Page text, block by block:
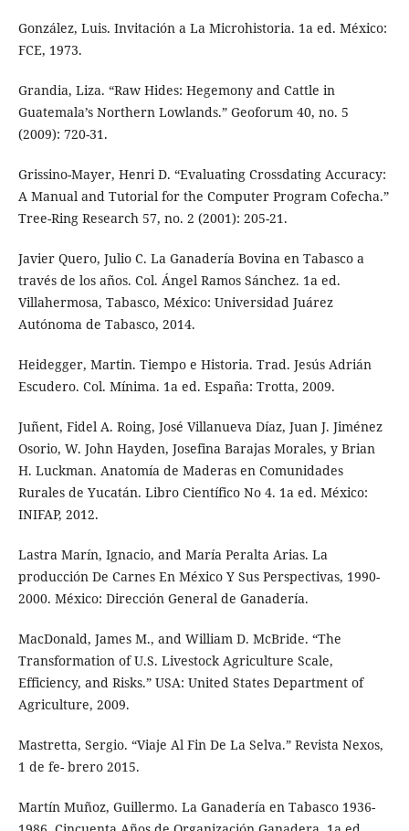
González, Luis. Invitación a La Microhistoria. 1a ed. México:
FCE, 1973.
Grandia, Liza. “Raw Hides: Hegemony and Cattle in
Guatemala’s Northern Lowlands.” Geoforum 40, no. 5
(2009): 720-31.
Grissino-Mayer, Henri D. “Evaluating Crossdating Accuracy:
A Manual and Tutorial for the Computer Program Cofecha.”
Tree-Ring Research 57, no. 2 (2001): 205-21.
Javier Quero, Julio C. La Ganadería Bovina en Tabasco a
través de los años. Col. Ángel Ramos Sánchez. 1a ed.
Villahermosa, Tabasco, México: Universidad Juárez
Autónoma de Tabasco, 2014.
Heidegger, Martin. Tiempo e Historia. Trad. Jesús Adrián
Escudero. Col. Mínima. 1a ed. España: Trotta, 2009.
Juñent, Fidel A. Roing, José Villanueva Díaz, Juan J. Jiménez
Osorio, W. John Hayden, Josefina Barajas Morales, y Brian
H. Luckman. Anatomía de Maderas en Comunidades
Rurales de Yucatán. Libro Científico No 4. 1a ed. México:
INIFAP, 2012.
Lastra Marín, Ignacio, and María Peralta Arias. La
producción De Carnes En México Y Sus Perspectivas, 1990-
2000. México: Dirección General de Ganadería.
MacDonald, James M., and William D. McBride. “The
Transformation of U.S. Livestock Agriculture Scale,
Efficiency, and Risks.” USA: United States Department of
Agriculture, 2009.
Mastretta, Sergio. “Viaje Al Fin De La Selva.” Revista Nexos,
1 de fe- brero 2015.
Martín Muñoz, Guillermo. La Ganadería en Tabasco 1936-